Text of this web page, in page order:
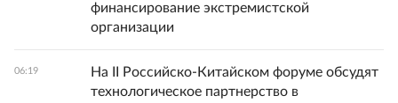
финансирование экстремистской
организации
06:19
На II Российско-Китайском форуме обсудят
технологическое партнерство в